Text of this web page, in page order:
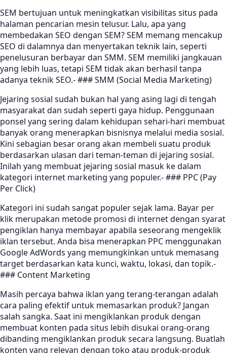
SEM bertujuan untuk meningkatkan visibilitas situs pada
halaman pencarian mesin telusur. Lalu, apa yang
membedakan SEO dengan SEM? SEM memang mencakup
SEO di dalamnya dan menyertakan teknik lain, seperti
penelusuran berbayar dan SMM. SEM memiliki jangkauan
yang lebih luas, tetapi SEM tidak akan berhasil tanpa
adanya teknik SEO.- ### SMM (Social Media Marketing)
Jejaring sosial sudah bukan hal yang asing lagi di tengah
masyarakat dan sudah seperti gaya hidup. Penggunaan
ponsel yang sering dalam kehidupan sehari-hari membuat
banyak orang menerapkan bisnisnya melalui media sosial.
Kini sebagian besar orang akan membeli suatu produk
berdasarkan ulasan dari teman-teman di jejaring sosial.
Inilah yang membuat jejaring sosial masuk ke dalam
kategori internet marketing yang populer.- ### PPC (Pay
Per Click)
Kategori ini sudah sangat populer sejak lama. Bayar per
klik merupakan metode promosi di internet dengan syarat
pengiklan hanya membayar apabila seseorang mengeklik
iklan tersebut. Anda bisa menerapkan PPC menggunakan
Google AdWords yang memungkinkan untuk memasang
target berdasarkan kata kunci, waktu, lokasi, dan topik.-
### Content Marketing
Masih percaya bahwa iklan yang terang-terangan adalah
cara paling efektif untuk memasarkan produk? Jangan
salah sangka. Saat ini mengiklankan produk dengan
membuat konten pada situs lebih disukai orang-orang
dibanding mengiklankan produk secara langsung. Buatlah
konten yang relevan dengan toko atau produk-produk